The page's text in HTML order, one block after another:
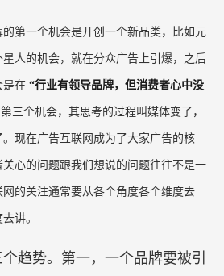
；老二打进攻战，进攻老大的
，守得住自己的小山头；老四
带降落开创自己的新品类。
，就是好的广告语。它是竞争战略浓
别是你的产品优势点、你跟竞争对手差
必须三点合一。如何检验是否三点合
用、对手要恨。
第一个机会是开创一个新品类，比如元